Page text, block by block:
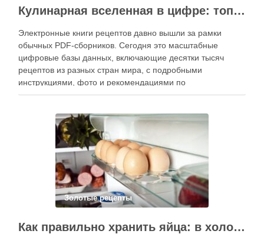
Кулинарная вселенная в цифре: топ-3 самых больших электронных книг рецептов
Электронные книги рецептов давно вышли за рамки
обычных PDF-сборников. Сегодня это масштабные
цифровые базы данных, включающие десятки тысяч
рецептов из разных стран мира, с подробными
инструкциями, фото и рекомендациями по
приготовлению. В отличие от печатных изданий,
контент, расширять коллекции блюд и добавлять новые
функции. Ниже …
Золотые рецепты
Как правильно хранить яйца: в холодильнике или на полке?